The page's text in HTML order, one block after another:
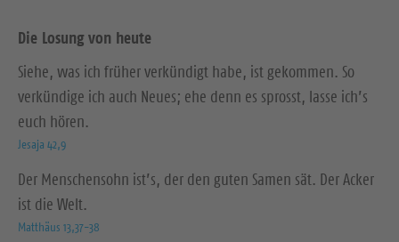
Die Losung von heute
Siehe, was ich früher verkündigt habe, ist gekommen. So
verkündige ich auch Neues; ehe denn es sprosst, lasse ich’s
euch hören.
Jesaja 42,9
Der Menschensohn ist’s, der den guten Samen sät. Der Acker
ist die Welt.
Matthäus 13,37-38